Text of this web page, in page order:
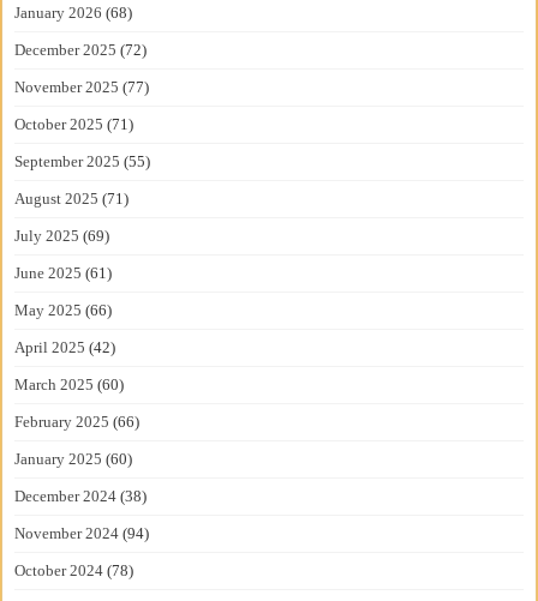
January 2026 (68)
December 2025 (72)
November 2025 (77)
October 2025 (71)
September 2025 (55)
August 2025 (71)
July 2025 (69)
June 2025 (61)
May 2025 (66)
April 2025 (42)
March 2025 (60)
February 2025 (66)
January 2025 (60)
December 2024 (38)
November 2024 (94)
October 2024 (78)